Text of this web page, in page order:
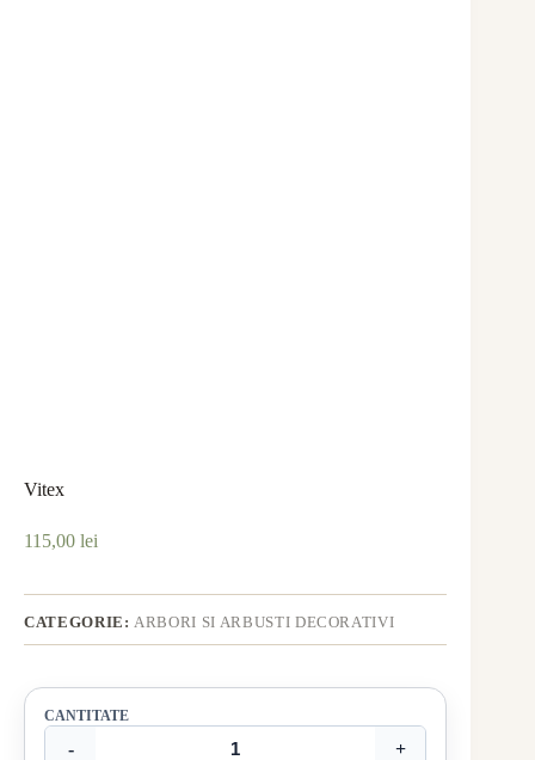
Vitex
115,00 lei
CATEGORIE: ARBORI SI ARBUSTI DECORATIVI
CANTITATE
- +